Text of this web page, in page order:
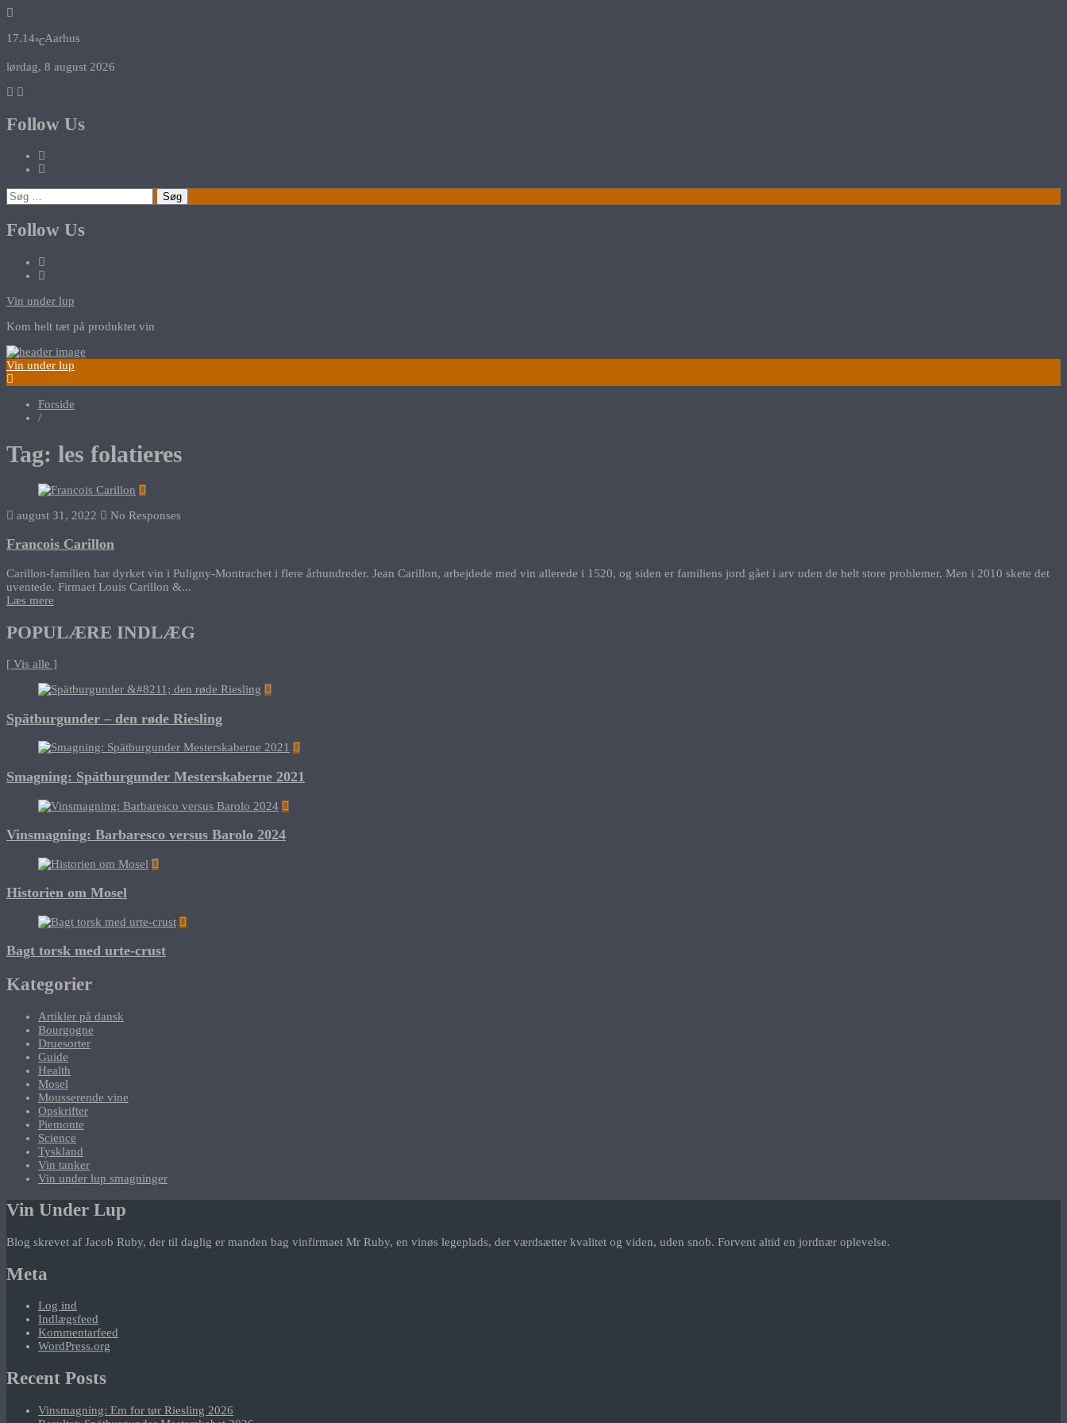
17.14℃Aarhus
lørdag, 8 august 2026
Follow Us
Søg
efter:
Follow Us
Vin under lup
Kom helt tæt på produktet vin
Vin under lup
Forside
/
Tag: les folatieres
august 31, 2022 No Responses
Francois Carillon
Carillon-familien har dyrket vin i Puligny-Montrachet i flere århundreder. Jean Carillon, arbejdede med vin allerede i 1520, og siden er familiens jord gået i arv uden de helt store problemer. Men i 2010 skete det
uventede. Firmaet Louis Carillon &...
Læs mere
POPULÆRE INDLÆG
[ Vis alle ]
Spätburgunder – den røde Riesling
Smagning: Spätburgunder Mesterskaberne 2021
Vinsmagning: Barbaresco versus Barolo 2024
Historien om Mosel
Bagt torsk med urte-crust
Kategorier
Artikler på dansk
Bourgogne
Druesorter
Guide
Health
Mosel
Mousserende vine
Opskrifter
Piemonte
Science
Tyskland
Vin tanker
Vin under lup smagninger
Vin Under Lup
Blog skrevet af Jacob Ruby, der til daglig er manden bag vinfirmaet Mr Ruby, en vinøs legeplads, der værdsætter kvalitet og viden, uden snob. Forvent altid en jordnær oplevelse.
Meta
Log ind
Indlægsfeed
Kommentarfeed
WordPress.org
Recent Posts
Vinsmagning: Em for tør Riesling 2026